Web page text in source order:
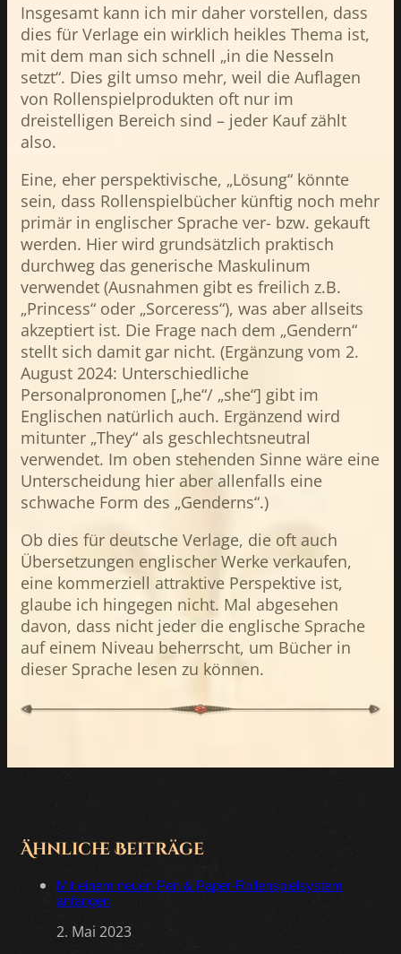
Insgesamt kann ich mir daher vorstellen, dass
dies für Verlage ein wirklich heikles Thema ist,
mit dem man sich schnell „in die Nesseln
setzt“. Dies gilt umso mehr, weil die Auflagen
von Rollenspielprodukten oft nur im
dreistelligen Bereich sind – jeder Kauf zählt
also.
Eine, eher perspektivische, „Lösung“ könnte
sein, dass Rollenspielbücher künftig noch mehr
primär in englischer Sprache ver- bzw. gekauft
werden. Hier wird grundsätzlich praktisch
durchweg das generische Maskulinum
verwendet (Ausnahmen gibt es freilich z.B.
„Princess“ oder „Sorceress“), was aber allseits
akzeptiert ist. Die Frage nach dem „Gendern“
stellt sich damit gar nicht. (Ergänzung vom 2.
August 2024: Unterschiedliche
Personalpronomen [„he“/ „she“] gibt im
Englischen natürlich auch. Ergänzend wird
mitunter „They“ als geschlechtsneutral
verwendet. Im oben stehenden Sinne wäre eine
Unterscheidung hier aber allenfalls eine
schwache Form des „Genderns“.)
Ob dies für deutsche Verlage, die oft auch
Übersetzungen englischer Werke verkaufen,
eine kommerziell attraktive Perspektive ist,
glaube ich hingegen nicht. Mal abgesehen
davon, dass nicht jeder die englische Sprache
auf einem Niveau beherrscht, um Bücher in
dieser Sprache lesen zu können.
Ähnliche Beiträge
Mit einem neuen Pen & Paper-Rollenspielsystem
anfangen
2. Mai 2023